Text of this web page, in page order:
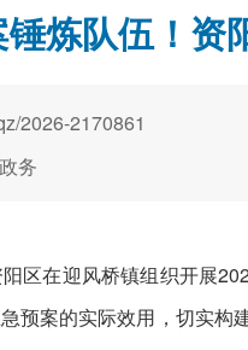
炼队伍！资
2026-2170861
务
在迎风桥镇组织开展
预案的实际效用，切实构